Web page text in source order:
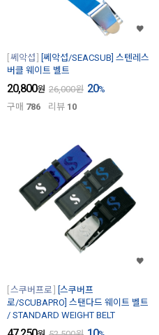
쎄악섭
[쎄악섭/SEACSUB] 스텐레스
버클 웨이트 벨트
20,800원 26,000원 20%
구매 786 리뷰 10
스쿠버프로
[스쿠버프
로/SCUBAPRO] 스탠다드 웨이트 벨트
/ STANDARD WEIGHT BELT